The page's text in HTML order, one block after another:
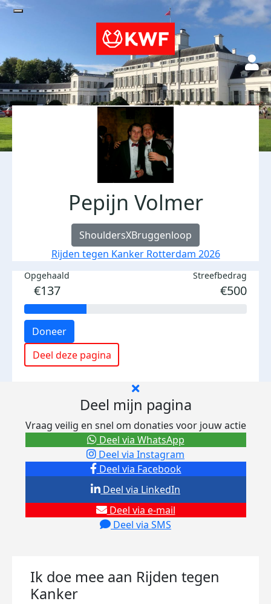
Pepijn Volmer
ShouldersXBruggenloop
Rijden tegen Kanker Rotterdam 2026
Opgehaald
€137
Streefbedrag
€500
Doneer
Deel deze pagina
Deel mijn pagina
Vraag veilig en snel om donaties voor jouw actie
Deel via Facebook
Deel via Instagram
Deel via e-mail
Deel via SMS
Deel via LinkedIn
Deel via WhatsApp
Ik doe mee aan Rijden tegen
Kanker